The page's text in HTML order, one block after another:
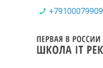
+79100079909